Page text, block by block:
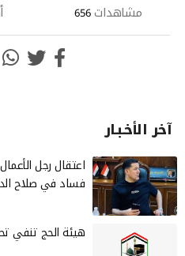
مشاهدات656
آخر الأخـبـار
‏اعتقال رجل
فساد في صلاح
هيئة الحج تنفي